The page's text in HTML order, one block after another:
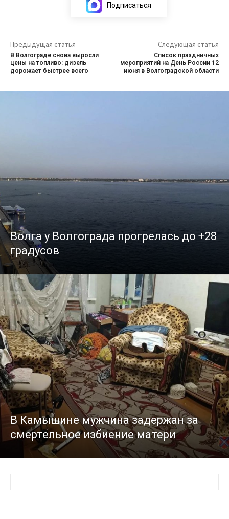
Подписаться
Предыдущая статья
В Волгограде снова выросли
цены на топливо: дизель
дорожает быстрее всего
Следующая статья
Список праздничных
мероприятий на День России 12
июня в Волгоградской области
Волга у Волгограда прогрелась до +28
градусов
В Камышине мужчина задержан за
смертельное избиение матери